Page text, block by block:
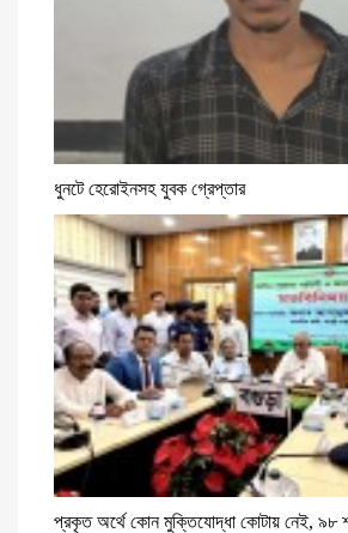
ধুনটে হেরোইনসহ যুবক গ্রেপ্তার
প্রকৃত অর্থে কোন মুক্তিযোদ্ধা কোটায় নেই, ৯৮